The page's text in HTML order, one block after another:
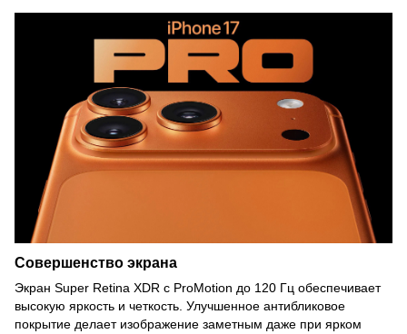
Совершенство экрана
Экран Super Retina XDR с ProMotion до 120 Гц обеспечивает
высокую яркость и четкость. Улучшенное антибликовое
покрытие делает изображение заметным даже при ярком